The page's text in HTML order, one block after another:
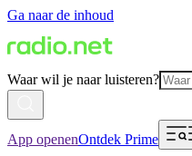
Ga naar de inhoud
Waar wil je naar luisteren?
App openenOntdek Prime